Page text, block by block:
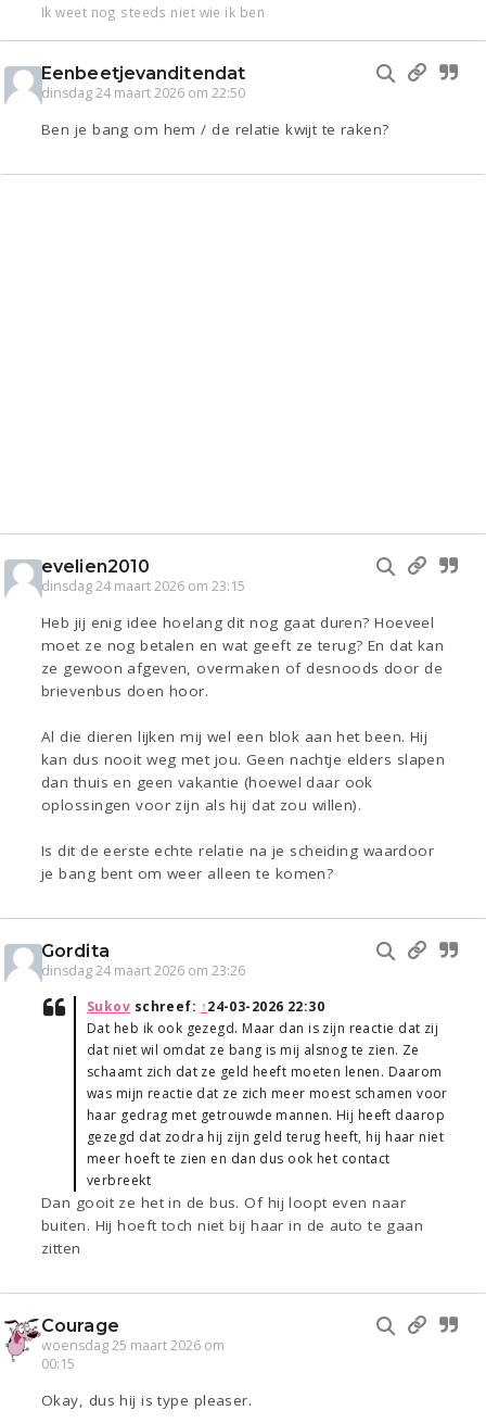
Ik weet nog steeds niet wie ik ben
Eenbeetjevanditendat
dinsdag 24 maart 2026 om 22:50
Ben je bang om hem / de relatie kwijt te raken?
evelien2010
dinsdag 24 maart 2026 om 23:15
Heb jij enig idee hoelang dit nog gaat duren? Hoeveel
moet ze nog betalen en wat geeft ze terug? En dat kan
ze gewoon afgeven, overmaken of desnoods door de
brievenbus doen hoor.
Al die dieren lijken mij wel een blok aan het been. Hij
kan dus nooit weg met jou. Geen nachtje elders slapen
dan thuis en geen vakantie (hoewel daar ook
oplossingen voor zijn als hij dat zou willen).
Is dit de eerste echte relatie na je scheiding waardoor
je bang bent om weer alleen te komen?
Gordita
dinsdag 24 maart 2026 om 23:26
Sukov schreef: ↑24-03-2026 22:30
Dat heb ik ook gezegd. Maar dan is zijn reactie dat zij
dat niet wil omdat ze bang is mij alsnog te zien. Ze
schaamt zich dat ze geld heeft moeten lenen. Daarom
was mijn reactie dat ze zich meer moest schamen voor
haar gedrag met getrouwde mannen. Hij heeft daarop
gezegd dat zodra hij zijn geld terug heeft, hij haar niet
meer hoeft te zien en dan dus ook het contact
verbreekt
Dan gooit ze het in de bus. Of hij loopt even naar
buiten. Hij hoeft toch niet bij haar in de auto te gaan
zitten
Courage
woensdag 25 maart 2026 om
00:15
Okay, dus hij is type pleaser.